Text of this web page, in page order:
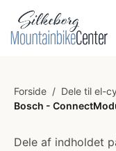
Forside / Dele til el-
Bosch -
Dele af indholdet